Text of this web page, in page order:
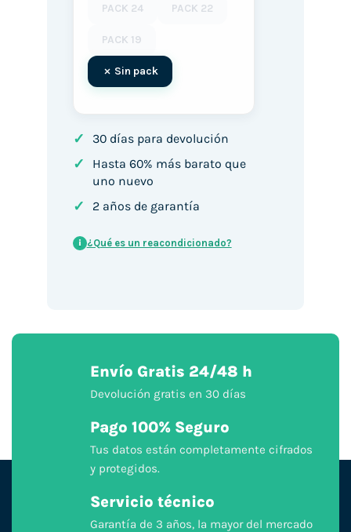
PACK 24 PACK 22
PACK 19
Sin pack
✓ 30 días para devolución
✓
Hasta 60% más barato que
uno nuevo
✓ 2 años de garantía
i ¿Qué es un reacondicionado?
Envío Gratis 24/48 h
Devolución gratis en 30 días
Pago 100% Seguro
Tus datos están completamente cifrados
y protegidos.
Servicio técnico
Garantía de 3 años, la mayor del mercado